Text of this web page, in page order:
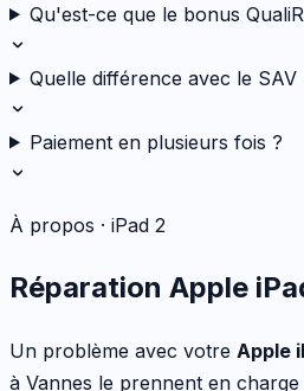
Qu'est-ce que le bonus
Quelle différence avec le SAV
Paiement en plusieurs fois ?
À propos · iPad 2
Réparation Apple
Un problème avec votre Apple
à Vannes le prennent en charge